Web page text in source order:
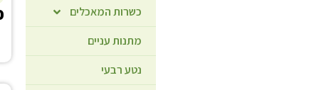
כשרות המאכלים
מתנות עניים
נטע רבעי